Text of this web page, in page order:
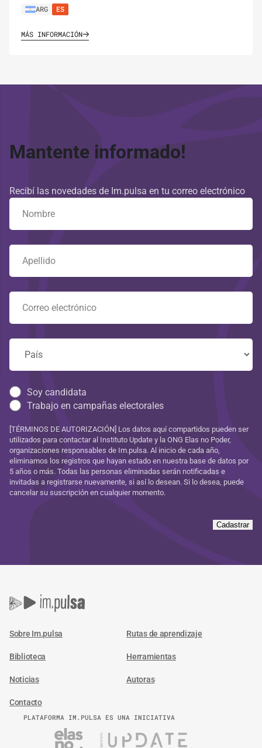
ARG ES
MÁS INFORMACIÓN
Mantente informado!
Recibí las novedades de Im.pulsa en tu correo electrónico
Soy candidata
Trabajo en campañas electorales
[TÉRMINOS DE AUTORIZACIÓN] Los datos aquí compartidos pueden ser
utilizados para contactar al Instituto Update y la ONG Elas no Poder,
organizaciones responsables de Im.pulsa. Al inicio de cada año,
eliminamos los registros que hayan estado en nuestra base de datos por
5 años o más. Todas las personas eliminadas serán notificadas e
invitadas a registrarse nuevamente, si así lo desean. Si lo desea, puede
cancelar su suscripción en cualquier momento.
Cadastrar
Sobre Im.pulsa Rutas de aprendizaje
Biblioteca Herramientas
Noticias Autoras
Contacto
PLATAFORMA IM.PULSA ES UNA INICIATIVA